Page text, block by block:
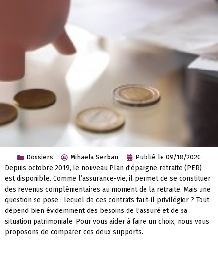
Dossiers Mihaela Serban Publié le 09/18/2020
Depuis octobre 2019, le nouveau Plan d’épargne retraite (PER)
est disponible. Comme l’assurance-vie, il permet de se constituer
des revenus complémentaires au moment de la retraite. Mais une
question se pose : lequel de ces contrats faut-il privilégier ? Tout
dépend bien évidemment des besoins de l’assuré et de sa
situation patrimoniale. Pour vous aider à faire un choix, nous vous
proposons de comparer ces deux supports.